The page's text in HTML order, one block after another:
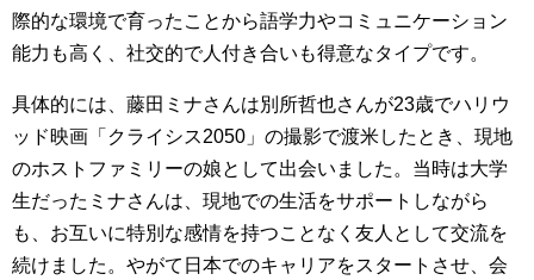
際的な環境で育ったことから語学力やコミュニケーション
能力も高く、社交的で人付き合いも得意なタイプです。
具体的には、藤田ミナさんは別所哲也さんが23歳でハリウ
ッド映画「クライシス2050」の撮影で渡米したとき、現地
のホストファミリーの娘として出会いました。当時は大学
生だったミナさんは、現地での生活をサポートしながら
も、お互いに特別な感情を持つことなく友人として交流を
続けました。やがて日本でのキャリアをスタートさせ、会